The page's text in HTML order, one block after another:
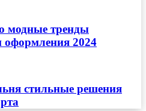
модные тренды
оформления 2024
стильные решения